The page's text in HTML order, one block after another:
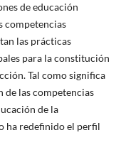
de educación
competencias
las prácticas
para la constitución
Tal como significa
de las competencias
de la
ha redefinido el perfil